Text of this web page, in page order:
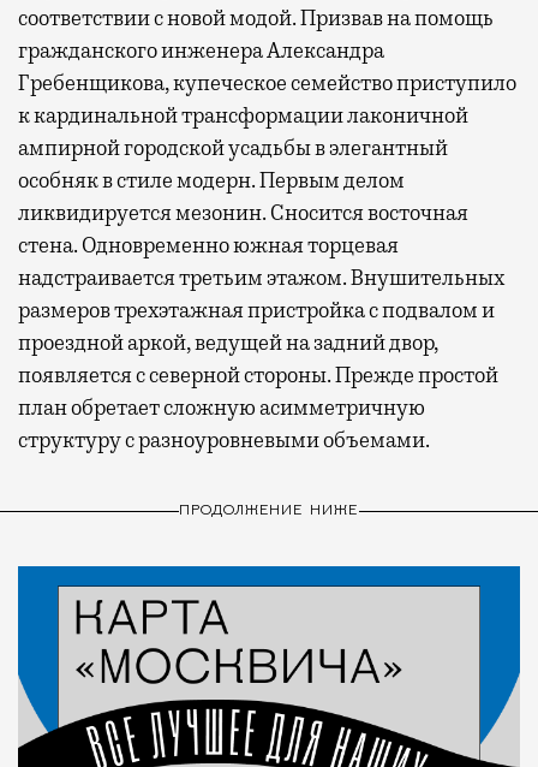
соответствии с новой модой. Призвав на помощь
гражданского инженера Александра
Гребенщикова, купеческое семейство приступило
к кардинальной трансформации лаконичной
ампирной городской усадьбы в элегантный
особняк в стиле модерн. Первым делом
ликвидируется мезонин. Сносится восточная
стена. Одновременно южная торцевая
надстраивается третьим этажом. Внушительных
размеров трехэтажная пристройка с подвалом и
проездной аркой, ведущей на задний двор,
появляется с северной стороны. Прежде простой
план обретает сложную асимметричную
структуру с разноуровневыми объемами.
ПРОДОЛЖЕНИЕ НИЖЕ